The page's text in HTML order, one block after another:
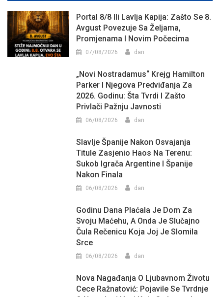
Portal 8/8 Ili Lavlja Kapija: Zašto Se 8.
Avgust Povezuje Sa Željama,
Promjenama I Novim Počecima
07/08/2026 dan
„Novi Nostradamus“ Krejg Hamilton
Parker I Njegova Predviđanja Za
2026. Godinu: Šta Tvrdi I Zašto
Privlači Pažnju Javnosti
06/08/2026 dan
Slavlje Španije Nakon Osvajanja
Titule Zasjenio Haos Na Terenu:
Sukob Igrača Argentine I Španije
Nakon Finala
06/08/2026 dan
Godinu Dana Plaćala Je Dom Za
Svoju Maćehu, A Onda Je Slučajno
Čula Rečenicu Koja Joj Je Slomila
Srce
06/08/2026 dan
Nova Nagađanja O Ljubavnom Životu
Cece Ražnatović: Pojavile Se Tvrdnje